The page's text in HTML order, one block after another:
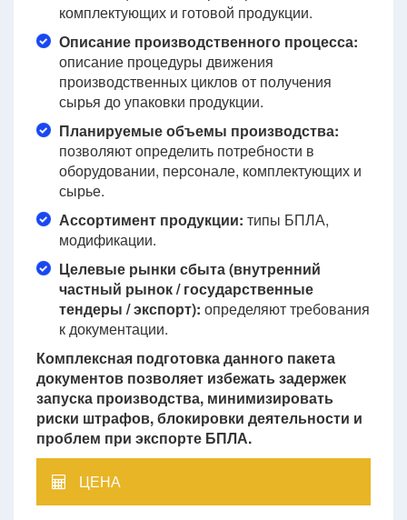
комплектующих и готовой продукции.
Описание производственного процесса:
описание процедуры движения
производственных циклов от получения
сырья до упаковки продукции.
Планируемые объемы производства:
позволяют определить потребности в
оборудовании, персонале, комплектующих и
сырье.
Ассортимент продукции: типы БПЛА,
модификации.
Целевые рынки сбыта (внутренний
частный рынок / государственные
тендеры / экспорт): определяют требования
к документации.
Комплексная подготовка данного пакета
документов позволяет избежать задержек
запуска производства, минимизировать
риски штрафов, блокировки деятельности и
проблем при экспорте БПЛА.
ЦЕНА